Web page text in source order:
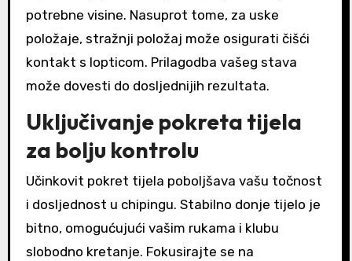
potrebne visine. Nasuprot tome, za uske
položaje, stražnji položaj može osigurati čišći
kontakt s lopticom. Prilagodba vašeg stava
može dovesti do dosljednijih rezultata.
Uključivanje pokreta tijela
za bolju kontrolu
Učinkovit pokret tijela poboljšava vašu točnost
i dosljednost u chipingu. Stabilno donje tijelo je
bitno, omogućujući vašim rukama i klubu
slobodno kretanje. Fokusirajte se na